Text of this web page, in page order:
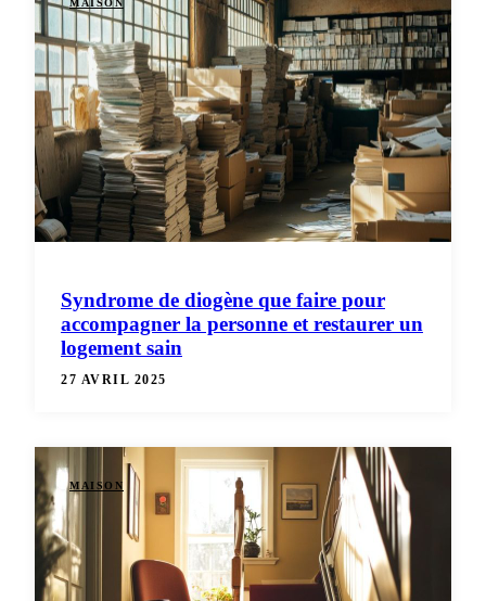
MAISON
Syndrome de diogène que faire pour
accompagner la personne et restaurer un
logement sain
27 AVRIL 2025
MAISON